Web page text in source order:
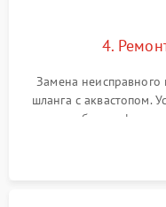
4.
Замена неисправного
шланга с аквастопом.
патрубках и
управления,